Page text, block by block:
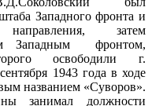
Западного фронта и
затем
Западным фронтом,
освободили г.
1943 года в ходе
названием «Суворов».
занимал должности